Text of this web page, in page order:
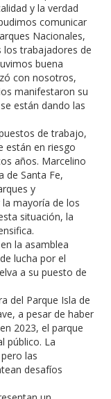
y la verdad
comunicar
Nacionales,
trabajadores de
buena
con nosotros,
manifestaron su
están dando las
de trabajo,
están en riesgo
años. Marcelino
de Santa Fe,
y
mayoría de los
situación, la
la asamblea
lucha por el
a su puesto de
del Parque Isla de
a pesar de haber
2023, el parque
público. La
las
desafíos